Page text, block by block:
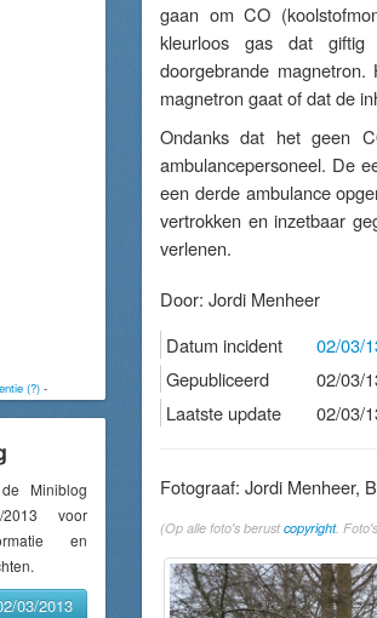
(?)-
Miniblog
voor
en
03/2013
gaan om CO
kleurloos gas dat
doorgebrande
magnetron gaat of dat de
Ondanks dat het geen
ambulancepersoneel. De
een derde ambulance
vertrokken en inzetbaar
verlenen.
Door: Jordi Menheer
Datum incident
02/03/
Gepubliceerd
02/03/
Laatste update
02/03/
Fotograaf: Jordi Menheer,
(Op alle foto's berustcopyright.